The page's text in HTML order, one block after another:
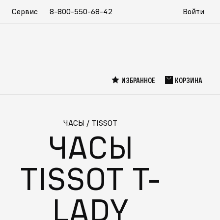
Сервис 8-800-550-68-42 Войти
ИЗБРАННОЕ КОРЗИНА
ЧАСЫ / TISSOT
ЧАСЫ
TISSOT T-
LADY